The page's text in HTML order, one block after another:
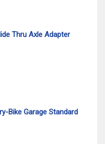
Thru Axle Adapter
Bike Garage Standard